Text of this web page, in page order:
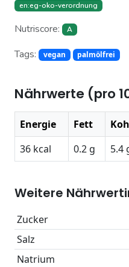
en:eg-oko-verordnung
Nutriscore: A
Tags: vegan palmölfrei
Nährwerte (pro
Energie Fett
36 kcal
0.2 g 5.4
Weitere
Zucker
Salz
Natrium